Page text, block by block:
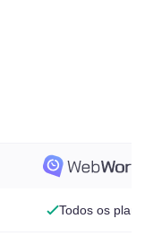
Todos os planos